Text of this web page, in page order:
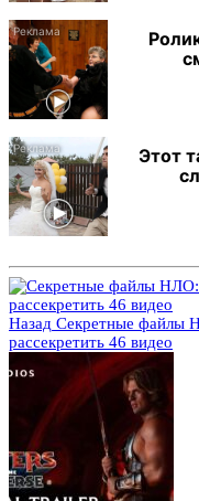
Этот
Назад Секретные файлы
рассекретить 46 видео